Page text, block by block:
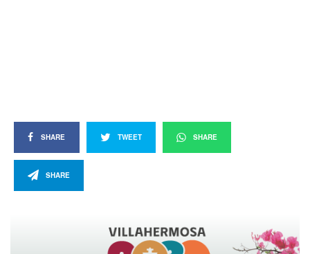
SHARE TWEET SHARE
SHARE